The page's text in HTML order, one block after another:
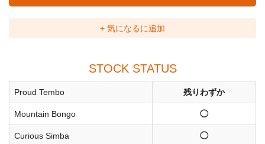
+ 気になるに追加
STOCK STATUS
Proud Tembo 残りわずか
Mountain Bongo ◯
Curious Simba ◯